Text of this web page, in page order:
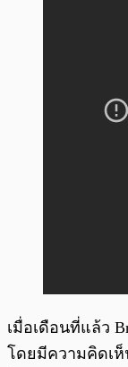
เมื่อเดือนที่แล้ว
โดยมีความคิดเห็